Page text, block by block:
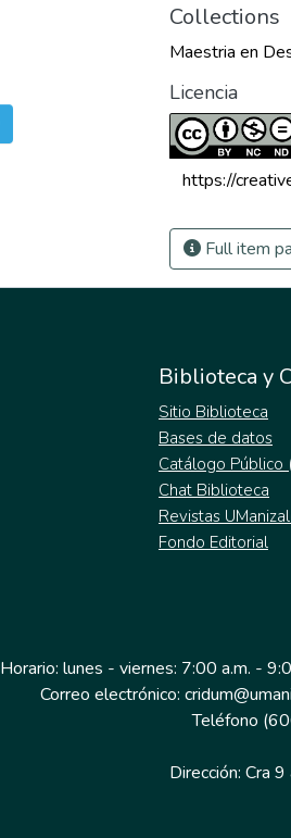
Collections
Maestria en
Licencia
https://
Full item
Biblioteca y
Sitio Biblioteca
Bases de datos
Catálogo Público
Chat Biblioteca
Revistas
Fondo Editorial
Horario: lunes - viernes: 7:00 a.m. -
Correo electrónico:
Teléfono
Dirección: Cra